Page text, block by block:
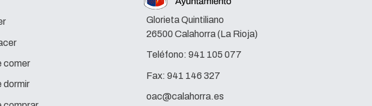
comer
dormir
Glorieta Quintiliano
26500 Calahorra (La Rioja)
Teléfono: 941 105 077
Fax: 941 146 327
oac@calahorra.es